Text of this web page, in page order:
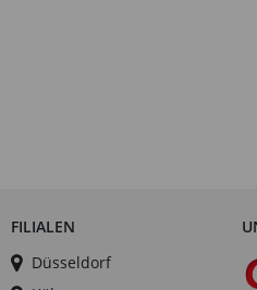
FILIALEN
Düsseldorf